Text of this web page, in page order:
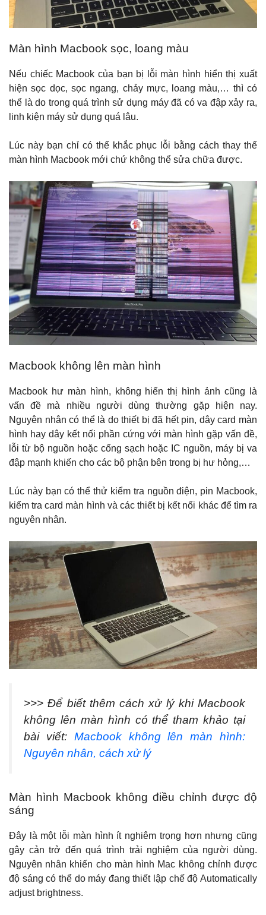
Màn hình Macbook sọc, loang màu
Nếu chiếc Macbook của bạn bị lỗi màn hình hiển thị xuất
hiện sọc dọc, sọc ngang, chảy mực, loang màu,… thì có
thể là do trong quá trình sử dụng máy đã có va đập xảy ra,
linh kiện máy sử dụng quá lâu.
Lúc này bạn chỉ có thể khắc phục lỗi bằng cách thay thế
màn hình Macbook mới chứ không thể sửa chữa được.
Macbook không lên màn hình
Macbook hư màn hình, không hiển thị hình ảnh cũng là
vấn đề mà nhiều người dùng thường gặp hiện nay.
Nguyên nhân có thể là do thiết bị đã hết pin, dây card màn
hình hay dây kết nối phần cứng với màn hình gặp vấn đề,
lỗi từ bộ nguồn hoặc cổng sạch hoặc IC nguồn, máy bị va
đập mạnh khiến cho các bộ phận bên trong bị hư hỏng,…
Lúc này bạn có thể thử kiểm tra nguồn điện, pin Macbook,
kiểm tra card màn hình và các thiết bị kết nối khác để tìm ra
nguyên nhân.
>>> Để biết thêm cách xử lý khi Macbook
không lên màn hình có thể tham khảo tại
bài viết: Macbook không lên màn hình:
Nguyên nhân, cách xử lý
Màn hình Macbook không điều chỉnh được độ
sáng
Đây là một lỗi màn hình ít nghiêm trọng hơn nhưng cũng
gây cản trở đến quá trình trải nghiệm của người dùng.
Nguyên nhân khiến cho màn hình Mac không chỉnh được
độ sáng có thể do máy đang thiết lập chế độ Automatically
adjust brightness.